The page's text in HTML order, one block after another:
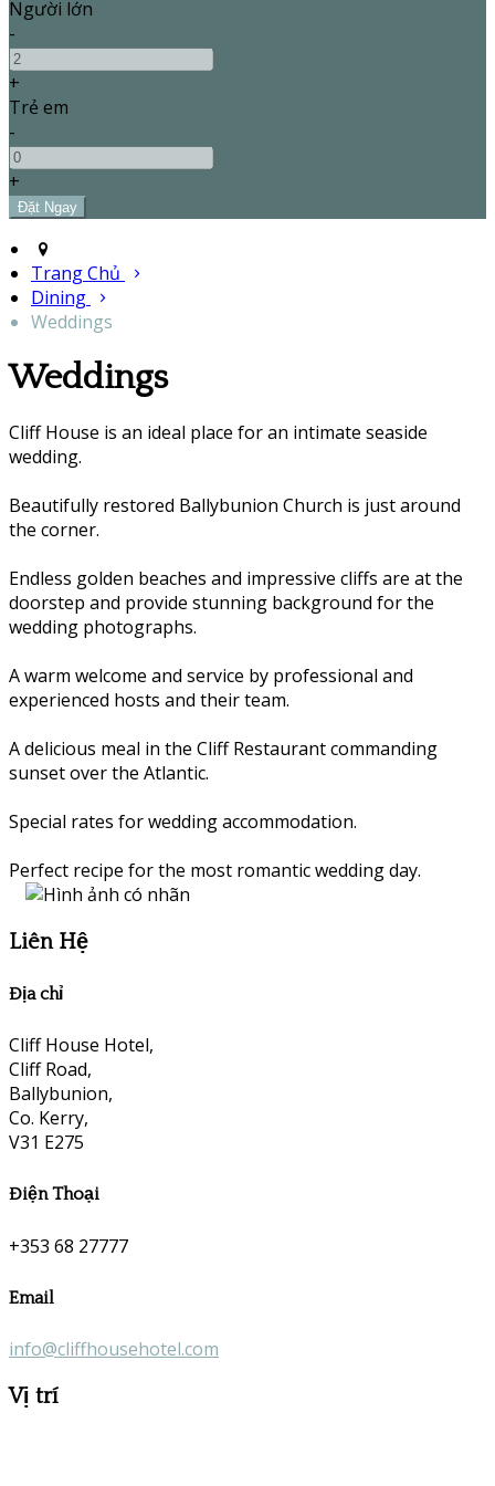
Người lớn
-
+
Trẻ em
-
+
Trang Chủ
Dining
Weddings
Weddings
Cliff House is an ideal place for an intimate seaside
wedding.
Beautifully restored Ballybunion Church is just around
the corner.
Endless golden beaches and impressive cliffs are at the
doorstep and provide stunning background for the
wedding photographs.
A warm welcome and service by professional and
experienced hosts and their team.
A delicious meal in the Cliff Restaurant commanding
sunset over the Atlantic.
Special rates for wedding accommodation.
Perfect recipe for the most romantic wedding day.
Liên Hệ
Địa chỉ
Cliff House Hotel,
Cliff Road,
Ballybunion,
Co. Kerry,
V31 E275
Điện Thoại
+353 68 27777
Email
info@cliffhousehotel.com
Vị trí